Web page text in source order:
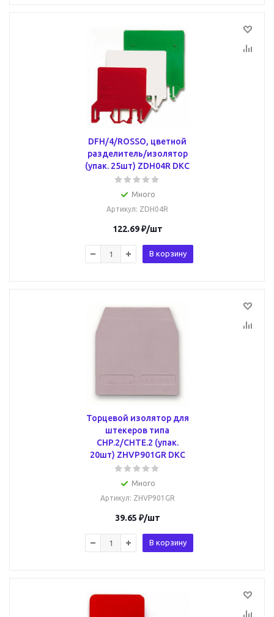
DFH/4/ROSSO, цветной
разделитель/изолятор
(упак. 25шт) ZDH04R DKC
Много
Артикул: ZDH04R
122.69₽/шт
В корзину
Торцевой изолятор для
штекеров типа
CHP.2/CHTE.2 (упак.
20шт) ZHVP901GR DKC
Много
Артикул: ZHVP901GR
39.65 ₽/шт
В корзину